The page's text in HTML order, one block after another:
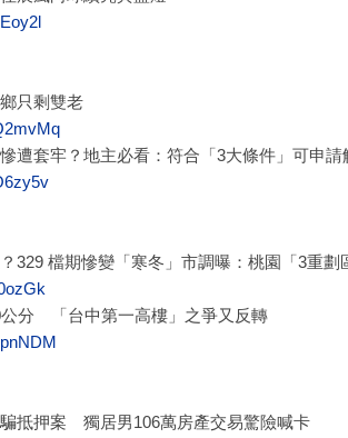
只剩雙老
遭套牢？地主必看：符合「3大條件」可申請
329 檔期慘變「寒冬」市調曝：桃園「3重劃
分 「台中第一高樓」之爭又反轉
抵押案 獨居男106萬房產交易驚險喊卡